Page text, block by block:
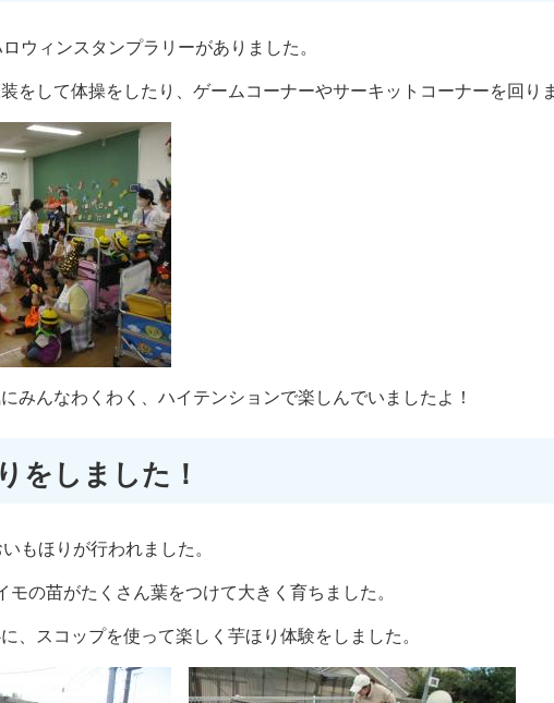
ウィンスタンプラリーがありました。
をして体操をしたり、ゲームコーナーやサーキットコーナーを回り
みんなわくわく、ハイテンションで楽しんでいましたよ！
をしました！
もほりが行われました。
モの苗がたくさん葉をつけて大きく育ちました。
、スコップを使って楽しく芋ほり体験をしました。